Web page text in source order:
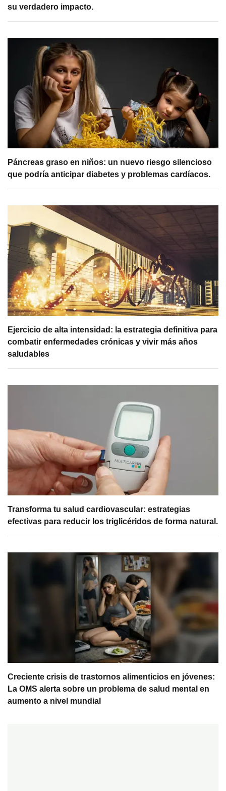
su verdadero impacto.
Páncreas graso en niños: un nuevo riesgo silencioso
que podría anticipar diabetes y problemas cardíacos.
Ejercicio de alta intensidad: la estrategia definitiva para
combatir enfermedades crónicas y vivir más años
saludables
Transforma tu salud cardiovascular: estrategias
efectivas para reducir los triglicéridos de forma natural.
Creciente crisis de trastornos alimenticios en jóvenes:
La OMS alerta sobre un problema de salud mental en
aumento a nivel mundial